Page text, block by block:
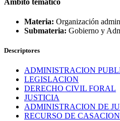
Materia: Organización
Submateria: Gobierno y
Descriptores
ADMINISTRACION
LEGISLACION
DERECHO CIVIL FORAL
JUSTICIA
ADMINISTRACION DE
RECURSO DE CASACION